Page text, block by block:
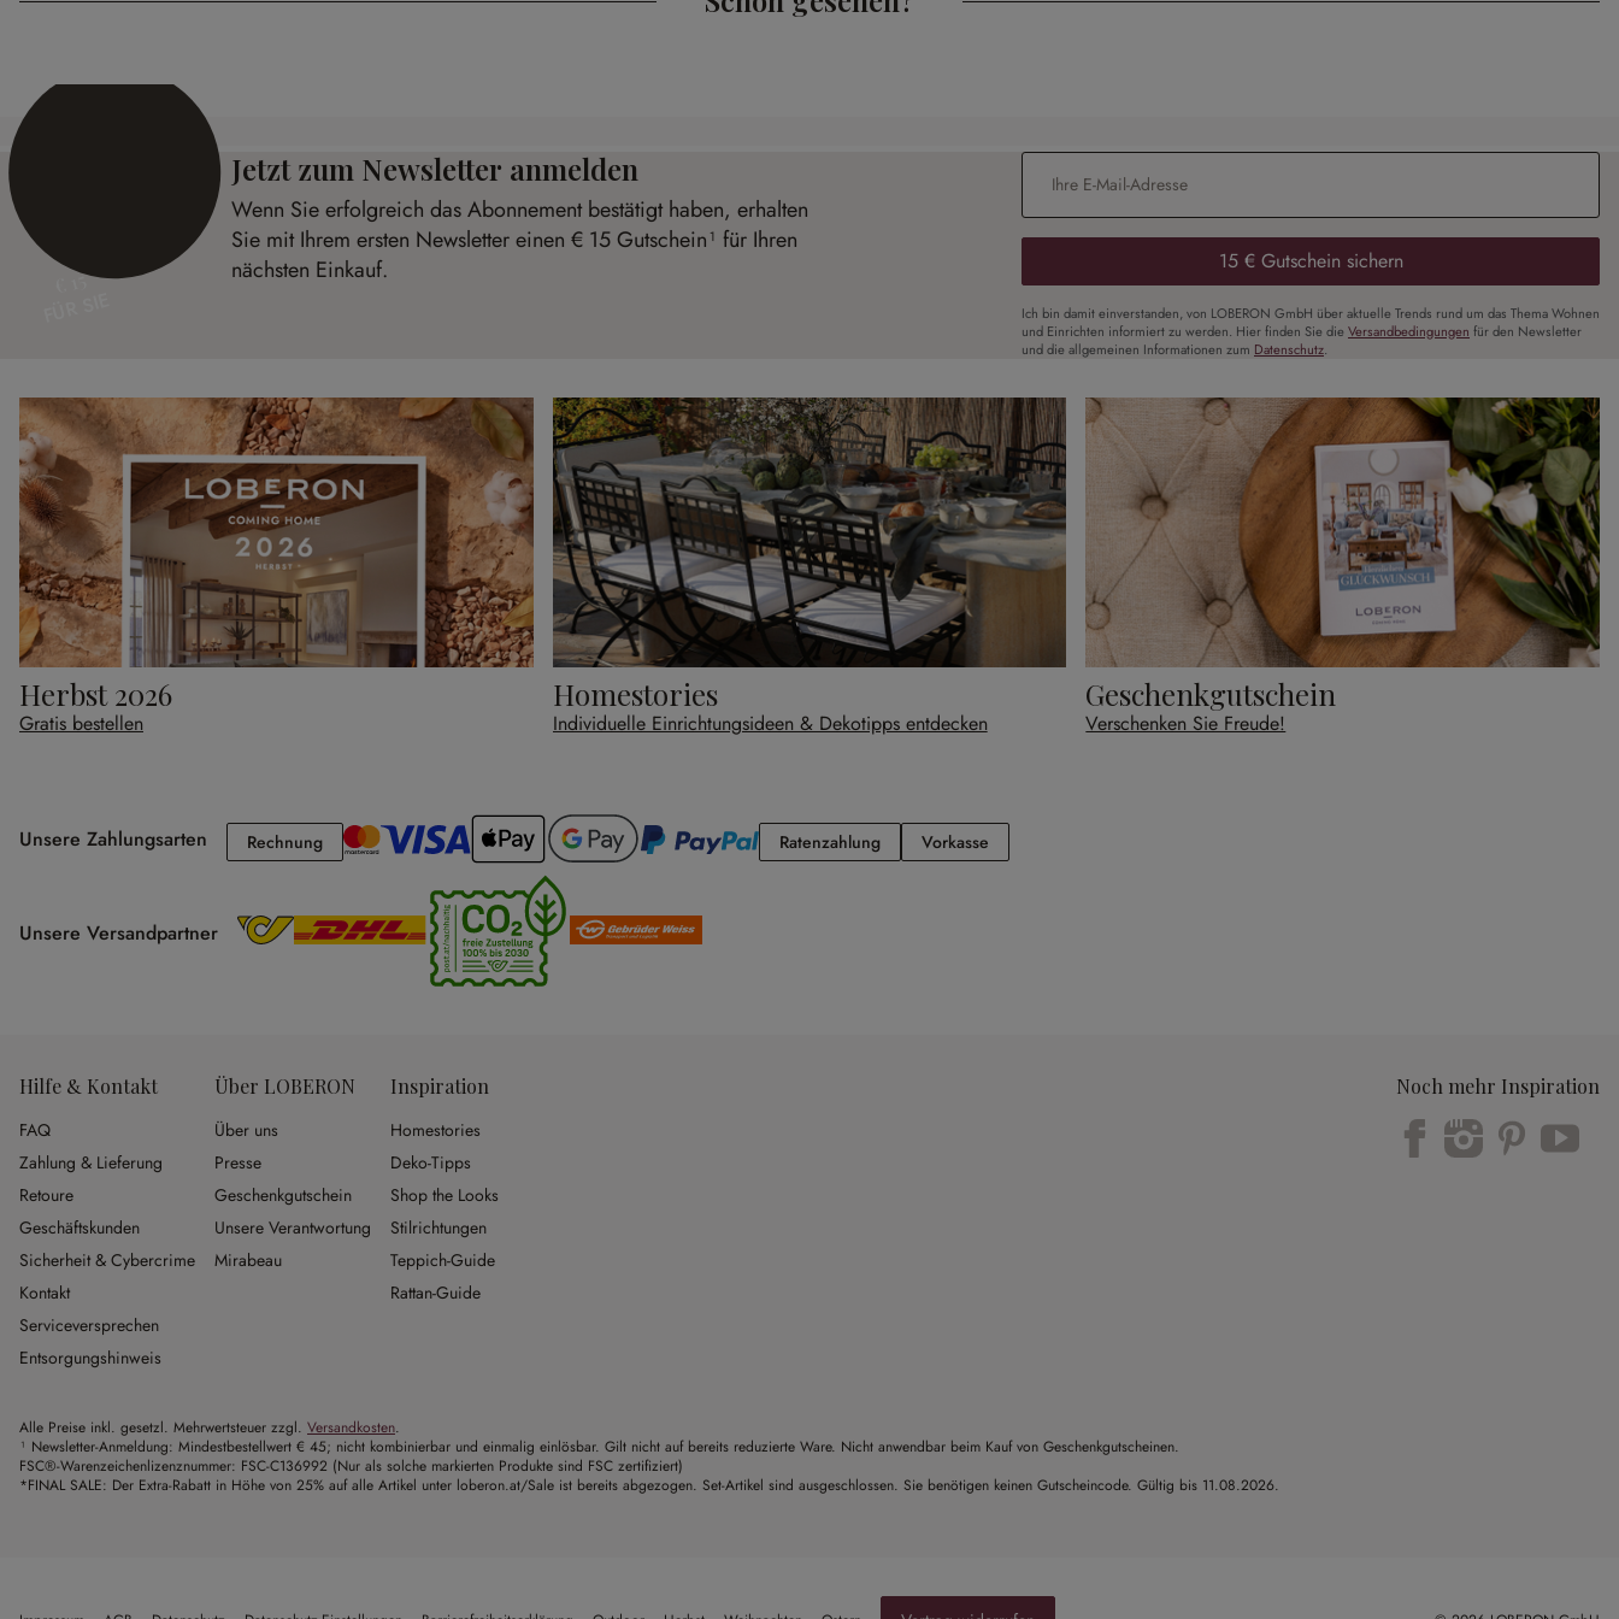
€ 15
Jetzt zum Newsletter anmelden
Wenn Sie erfolgreich das Abonnement bestätigt haben, erhalten
Sie mit Ihrem ersten Newsletter einen € 15 Gutschein¹ für Ihren
nächsten Einkauf.
E-Mail-Adresse
15 € Gutschein sichern
Ich bin damit einverstanden, von LOBERON GmbH über aktuelle Trends rund um das Thema Wohnen
und Einrichten informiert zu werden. Hier finden Sie die Versandbedingungen für den Newsletter
und die allgemeinen Informationen zum Datenschutz.
Herbst 2026
Gratis bestellen
Homestories
Individuelle Einrichtungsideen & Dekotipps entdecken
Geschenkgutschein
Verschenken Sie Freude!
Unsere Zahlungsarten RechnungRechnung RatenzahlungRatenzahlung
VorkasseVorkasse
Unsere Versandpartner
Hilfe & Kontakt
FAQ
Zahlung & Lieferung
Retoure
Geschäftskunden
Sicherheit & Cybercrime
Kontakt
Serviceversprechen
Entsorgungshinweis
Über LOBERON
Über uns
Presse
Geschenkgutschein
Unsere Verantwortung
Mirabeau
Inspiration
Homestories
Deko-Tipps
Shop the Looks
Stilrichtungen
Teppich-Guide
Rattan-Guide
Noch mehr Inspiration
Alle Preise inkl. gesetzl. Mehrwertsteuer zzgl. Versandkosten.
¹ Newsletter-Anmeldung: Mindestbestellwert € 45; nicht kombinierbar und einmalig einlösbar. Gilt nicht auf bereits reduzierte Ware. Nicht anwendbar beim Kauf von Geschenkgutscheinen.
FSC®-Warenzeichenlizenznummer: FSC-C136992 (Nur als solche markierten Produkte sind FSC zertifiziert)
*FINAL SALE: Der Extra-Rabatt in Höhe von 25% auf alle Artikel unter loberon.at/Sale ist bereits abgezogen. Set-Artikel sind ausgeschlossen. Sie benötigen keinen Gutscheincode. Gültig bis 11.08.2026.